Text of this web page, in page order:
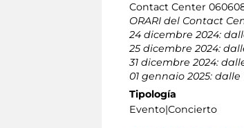
Contact Center
ORARI del Contact
24 dicembre 2024:
25 dicembre 2024:
31 dicembre 2024:
01 gennaio 2025: dalle
Tipología
Evento|Concierto